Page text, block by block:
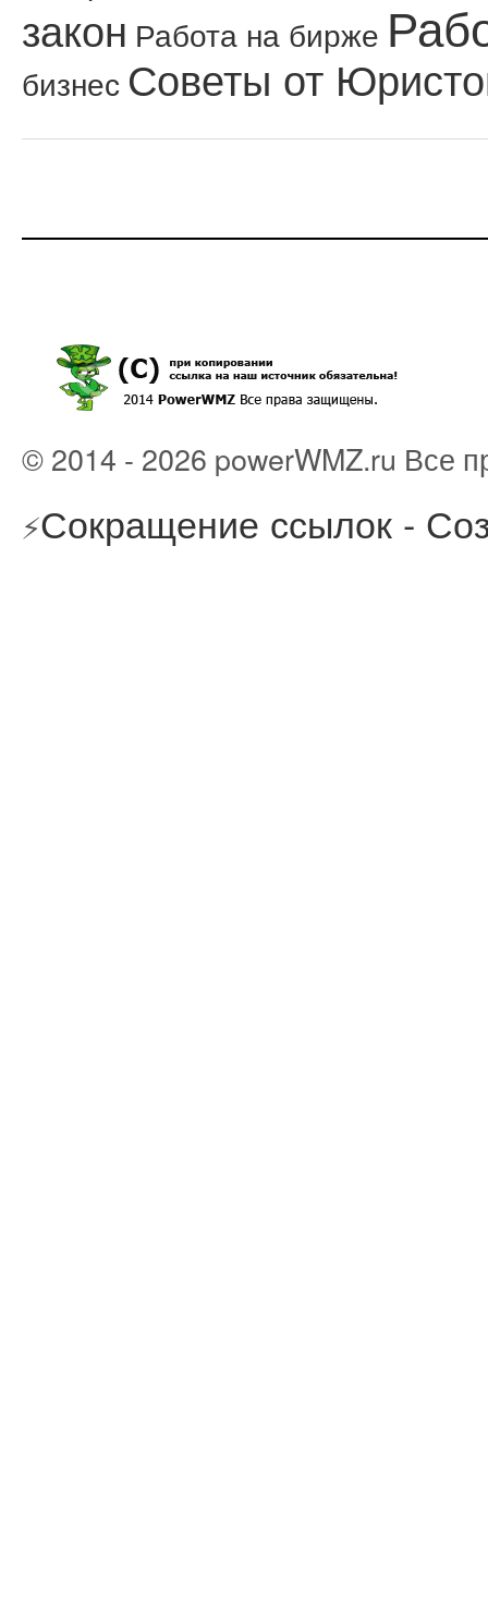
закон Работа на бирже
бизнес Советы от
© 2014 - 2026 powerWMZ.ru Все
⚡Сокращение ссылок -